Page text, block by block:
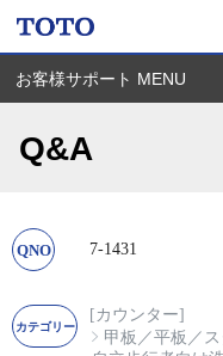
お客様サポート MENU
Q&A
7-1431
[カウンター]
甲板 ／平板 ／